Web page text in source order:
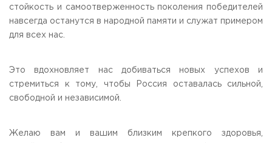
Fr: from 09:00 to 16:45;
стойкость и самоотверженность поколения победителей
навсегда останутся в народной памяти и служат примером
для всех нас.
Это вдохновляет нас добиваться новых успехов и
стремиться к тому, чтобы Россия оставалась сильной,
свободной и независимой.
Желаю вам и вашим близким крепкого здоровья,